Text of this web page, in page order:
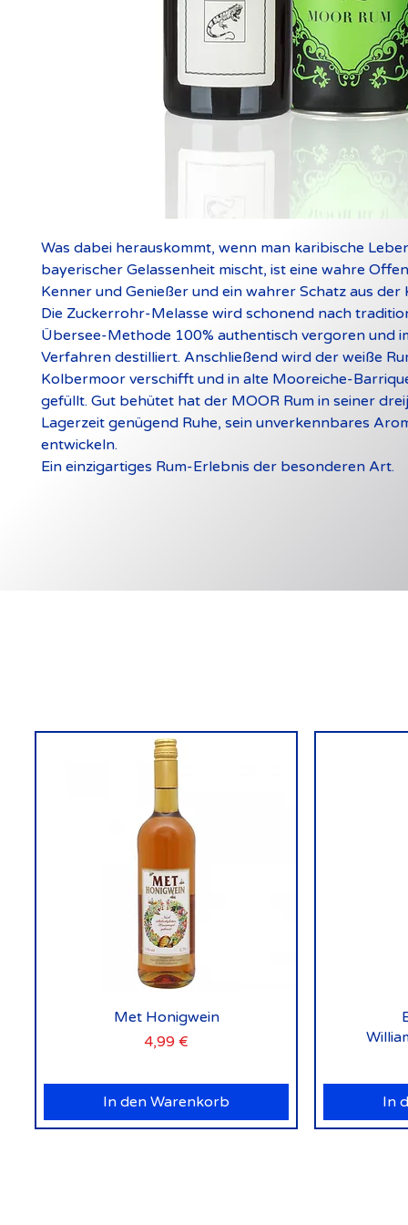
Was dabei herauskommt, wenn man karibische
bayerischer Gelassenheit mischt, ist eine wahre
Kenner und Genießer und ein wahrer Schatz aus der
Die Zuckerrohr-Melasse wird schonend nach
Übersee-Methode 100% authentisch vergoren und
Verfahren destilliert. Anschließend wird der weiße
Kolbermoor verschifft und in alte Mooreiche-
gefüllt. Gut behütet hat der MOOR Rum in seiner
Lagerzeit genügend Ruhe, sein unverkennbares
entwickeln.
Ein einzigartiges Rum-Erlebnis der besonderen Art.
Schnellansicht
Met Honigwein
Preis
4,99 €
In den Warenkorb In